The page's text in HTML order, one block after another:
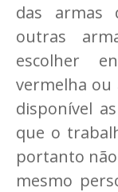
das armas
outras
escolher
vermelha ou
disponível
que o
portanto
mesmo